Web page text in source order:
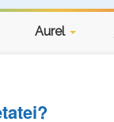
Aurel